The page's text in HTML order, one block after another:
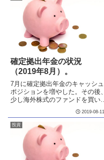
確定拠出年金の状況
（2019年8月）。
7月に確定拠出年金のキャッシュ
ポジションを増やした。その後、
少し海外株式のファンドを買い直
2019-08-11
投資